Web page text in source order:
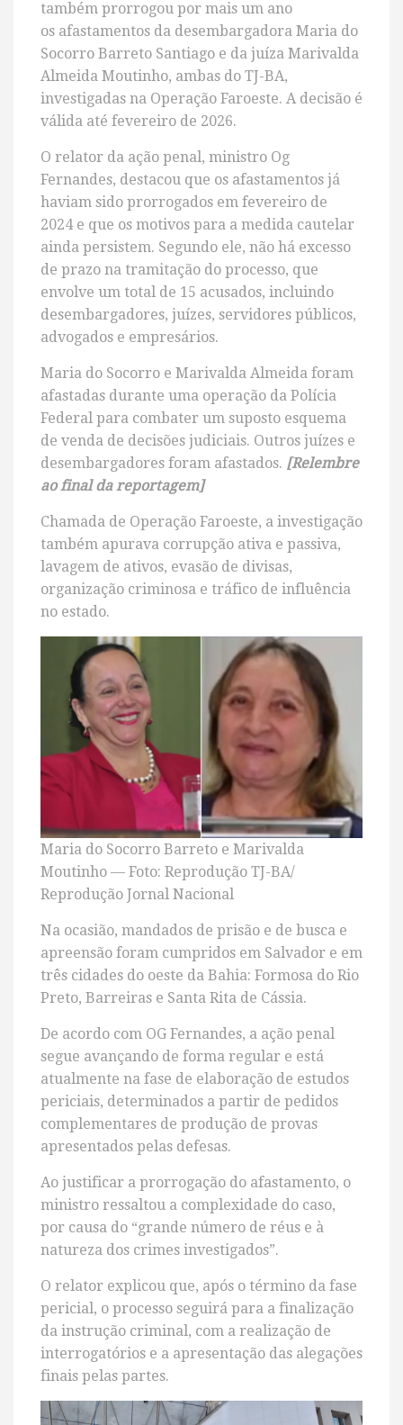
também prorrogou por mais um ano
os afastamentos da desembargadora Maria do
Socorro Barreto Santiago e da juíza Marivalda
Almeida Moutinho, ambas do TJ-BA,
investigadas na Operação Faroeste. A decisão é
válida até fevereiro de 2026.
O relator da ação penal, ministro Og
Fernandes, destacou que os afastamentos já
haviam sido prorrogados em fevereiro de
2024 e que os motivos para a medida cautelar
ainda persistem. Segundo ele, não há excesso
de prazo na tramitação do processo, que
envolve um total de 15 acusados, incluindo
desembargadores, juízes, servidores públicos,
advogados e empresários.
Maria do Socorro e Marivalda Almeida foram
afastadas durante uma operação da Polícia
Federal para combater um suposto esquema
de venda de decisões judiciais. Outros juízes e
desembargadores foram afastados. [Relembre
ao final da reportagem]
Chamada de Operação Faroeste, a investigação
também apurava corrupção ativa e passiva,
lavagem de ativos, evasão de divisas,
organização criminosa e tráfico de influência
no estado.
Maria do Socorro Barreto e Marivalda
Moutinho — Foto: Reprodução TJ-BA/
Reprodução Jornal Nacional
Na ocasião, mandados de prisão e de busca e
apreensão foram cumpridos em Salvador e em
três cidades do oeste da Bahia: Formosa do Rio
Preto, Barreiras e Santa Rita de Cássia.
De acordo com OG Fernandes, a ação penal
segue avançando de forma regular e está
atualmente na fase de elaboração de estudos
periciais, determinados a partir de pedidos
complementares de produção de provas
apresentados pelas defesas.
Ao justificar a prorrogação do afastamento, o
ministro ressaltou a complexidade do caso,
por causa do “grande número de réus e à
natureza dos crimes investigados”.
O relator explicou que, após o término da fase
pericial, o processo seguirá para a finalização
da instrução criminal, com a realização de
interrogatórios e a apresentação das alegações
finais pelas partes.